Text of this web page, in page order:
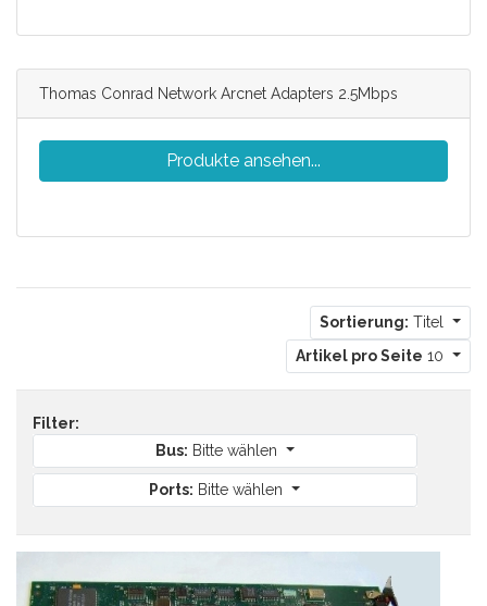
Thomas Conrad Network Arcnet Adapters 2.5Mbps
Produkte ansehen...
Sortierung: Titel
Artikel pro Seite 10
Filter:
Bus: Bitte wählen
Ports: Bitte wählen